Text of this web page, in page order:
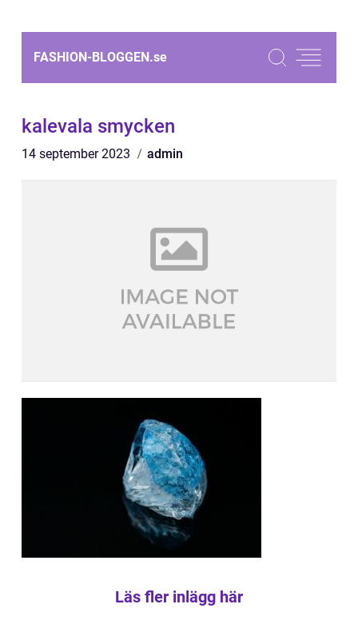
FASHION-BLOGGEN.se
kalevala smycken
14 september 2023 admin
Läs fler inlägg här